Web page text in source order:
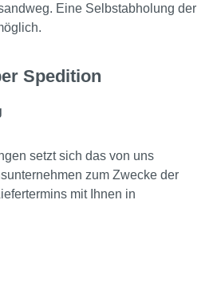
Eine Selbstabholung der
Spedition
setzt sich das von uns
zum Zwecke der
mit Ihnen in